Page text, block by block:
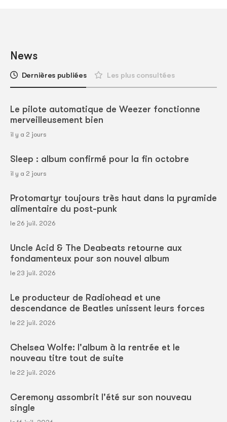
News
Dernières publiées Les plus consultées
Le pilote automatique de Weezer fonctionne
merveilleusement bien
il y a 2 jours
Sleep : album confirmé pour la fin octobre
il y a 2 jours
Protomartyr toujours très haut dans la pyramide
alimentaire du post-punk
le 26 juil. 2026
Uncle Acid & The Deabeats retourne aux
fondamenteux pour son nouvel album
le 23 juil. 2026
Le producteur de Radiohead et une
descendance de Beatles unissent leurs forces
le 22 juil. 2026
Chelsea Wolfe: l'album à la rentrée et le
nouveau titre tout de suite
le 22 juil. 2026
Ceremony assombrit l'été sur son nouveau
single